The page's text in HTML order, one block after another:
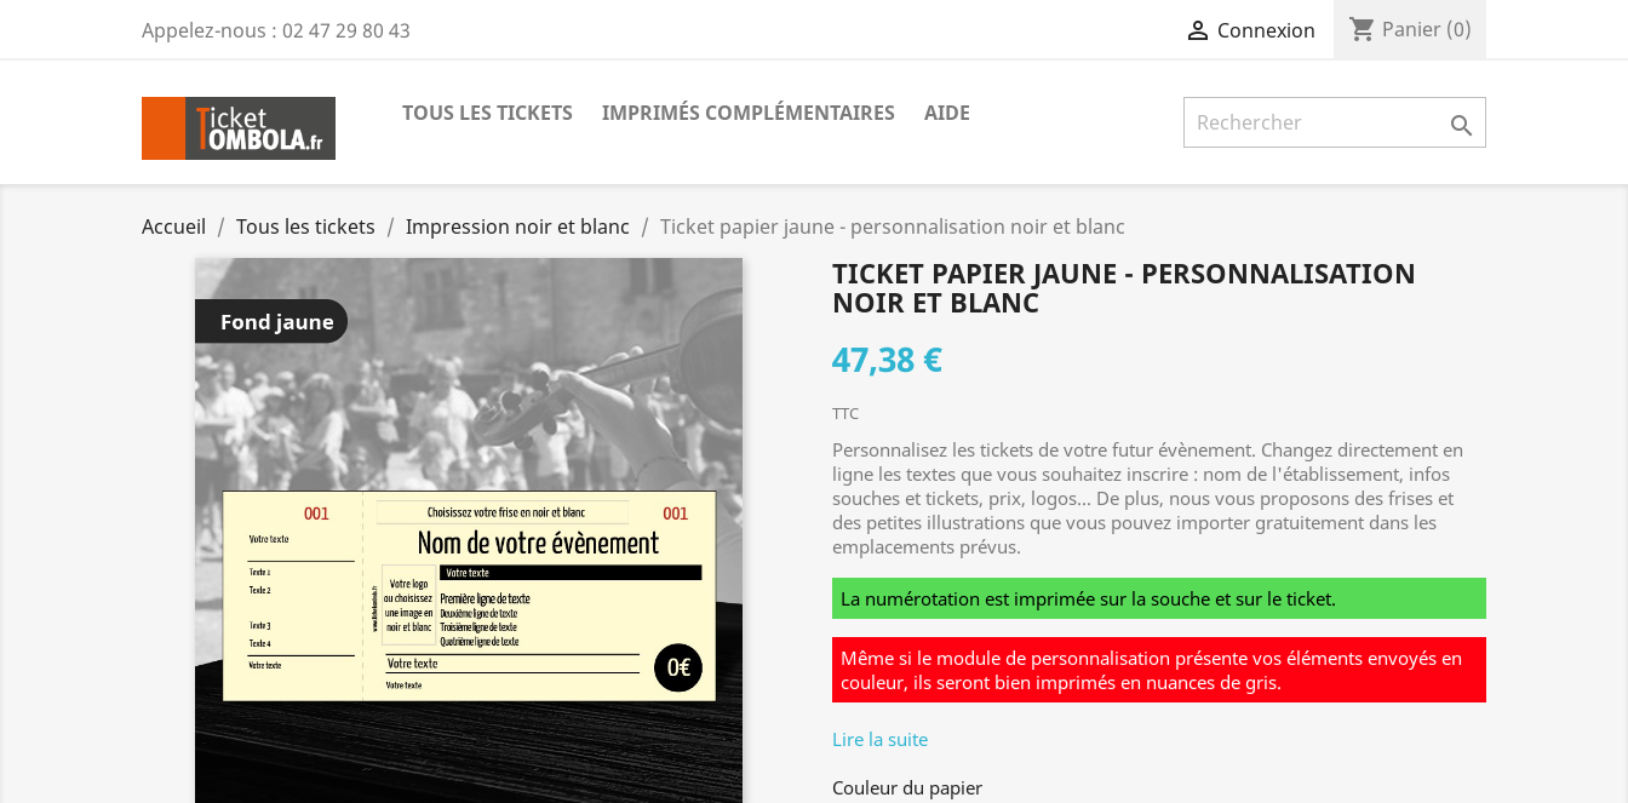
Appelez-nous : 02 47 29 80 43  Connexion shopping_cart Panier (0)
TOUS LES TICKETS IMPRIMÉS COMPLÉMENTAIRES AIDE 
Accueil Tous les tickets Impression noir et blanc Ticket papier jaune - personnalisation noir et blanc
TICKET PAPIER JAUNE - PERSONNALISATION
NOIR ET BLANC
47,38 €
TTC
Personnalisez les tickets de votre futur évènement. Changez directement en
ligne les textes que vous souhaitez inscrire : nom de l'établissement, infos
souches et tickets, prix, logos... De plus, nous vous proposons des frises et
des petites illustrations que vous pouvez importer gratuitement dans les
emplacements prévus.
La numérotation est imprimée sur la souche et sur le ticket.
Même si le module de personnalisation présente vos éléments envoyés en
couleur, ils seront bien imprimés en nuances de gris.
Lire la suite
Couleur du papier